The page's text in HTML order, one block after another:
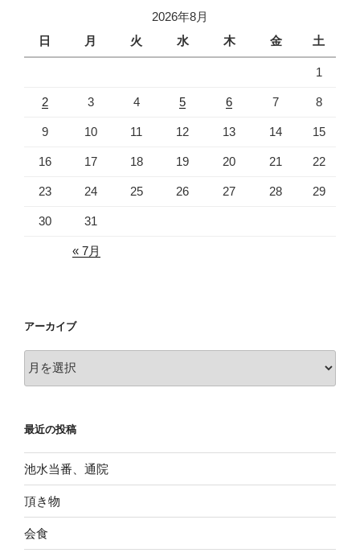
2026年8月
日
月 火 水 木 金 土
1
2 3 4 5 6 7 8
9 10 11 12 13 14 15
16 17 18 19 20 21 22
23 24 25 26 27 28 29
30 31
« 7月
アーカイブ
ー
ブ
最近の投稿
池水当番、通院
頂き物
会食